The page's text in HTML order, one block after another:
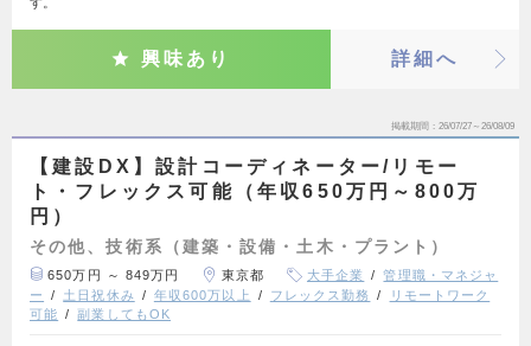
す。
興味あり 詳細へ
掲載期間 26/07/27～26/08/09
【建設DX】設計コーディネーター/リモー
ト・フレックス可能（年収650万円～800万
円）
その他、技術系（建築・設備・土木・プラント）
650万円 ～ 849万円 東京都 大手企業
管理職・マネジャ
ー
土日祝休み 年収600万以上 フレックス勤務
リモートワーク
可能
副業してもOK